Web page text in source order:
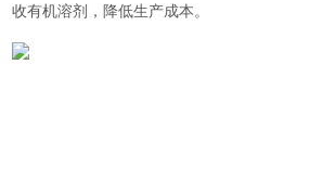
收有机溶剂，降低生产成本。